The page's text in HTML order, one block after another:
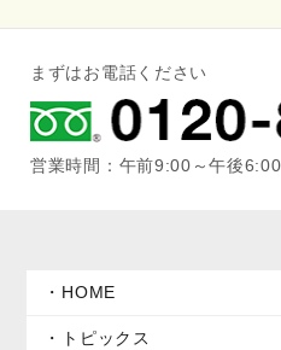
まずはお電話ください
営業時間：午前9:00～午後6:00
HOME
トピックス